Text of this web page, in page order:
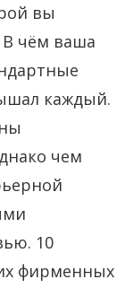
вы
В чём ваша
каждый.
чем
10
фирменных